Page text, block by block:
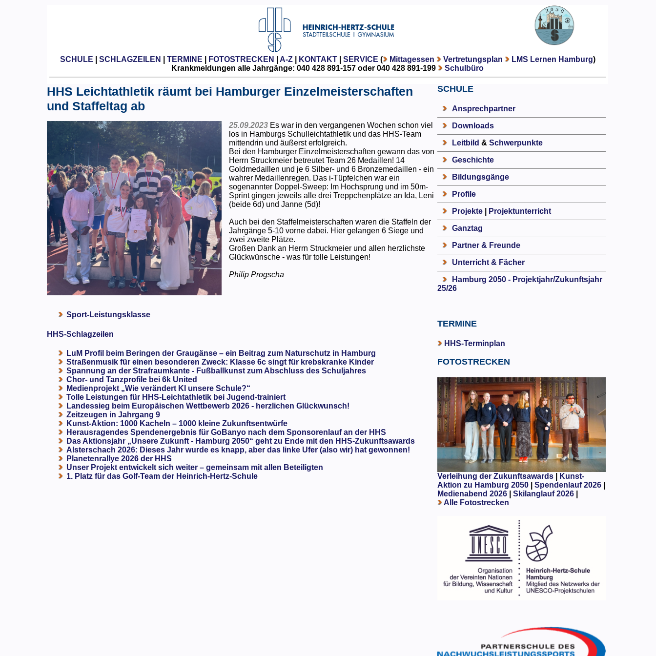
SCHULE SCHLAGZEILEN TERMINE FOTOSTRECKEN A-Z| KONTAKT| SERVICE ( Mittagessen Vertretungsplan LMS Lernen Hamburg)
Krankmeldungen alle Jahrgänge: 040 428 891-157 oder 040 428 891-199
Schulbüro
HHS Leichtathletik räumt bei Hamburger Einzelmeisterschaften
und Staffeltag ab
25.09.2023 Es war in den vergangenen Wochen schon viel
los in Hamburgs Schulleichtathletik und das HHS-Team
mittendrin und äußerst erfolgreich.
Bei den Hamburger Einzelmeisterschaften gewann das von
Herrn Struckmeier betreutet Team 26 Medaillen! 14
Goldmedaillen und je 6 Silber- und 6 Bronzemedaillen - ein
wahrer Medaillenregen. Das i-Tüpfelchen war ein
sogenannter Doppel-Sweep: Im Hochsprung und im 50m-
Sprint gingen jeweils alle drei Treppchenplätze an Ida, Leni
(beide 6d) und Janne (5d)!
Auch bei den Staffelmeisterschaften waren die Staffeln der
Jahrgänge 5-10 vorne dabei. Hier gelangen 6 Siege und
zwei zweite Plätze.
Großen Dank an Herrn Struckmeier und allen herzlichste
Glückwünsche - was für tolle Leistungen!
Philip Progscha
Sport-Leistungsklasse
HHS-Schlagzeilen
LuM Profil beim Beringen der Graugänse – ein Beitrag zum Naturschutz in Hamburg
Straßenmusik für einen besonderen Zweck: Klasse 6c singt für krebskranke Kinder
Spannung an der Strafraumkante - Fußballkunst zum Abschluss des Schuljahres
Chor- und Tanzprofile bei 6k United
Medienprojekt „Wie verändert KI unsere Schule?“
Tolle Leistungen für HHS-Leichtathletik bei Jugend-trainiert
Landessieg beim Europäischen Wettbewerb 2026 - herzlichen Glückwunsch!
Zeitzeugen in Jahrgang 9
Kunst-Aktion: 1000 Kacheln – 1000 kleine Zukunftsentwürfe
Herausragendes Spendenergebnis für GoBanyo nach dem Sponsorenlauf an der HHS
Das Aktionsjahr „Unsere Zukunft - Hamburg 2050“ geht zu Ende mit den HHS-Zukunftsawards
Alsterschach 2026: Dieses Jahr wurde es knapp, aber das linke Ufer (also wir) hat gewonnen!
Planetenrallye 2026 der HHS
Unser Projekt entwickelt sich weiter – gemeinsam mit allen Beteiligten
1. Platz für das Golf-Team der Heinrich-Hertz-Schule
SCHULE
Ansprechpartner
Downloads
Leitbild & Schwerpunkte
Geschichte
Bildungsgänge
Profile
Projekte| Projektunterricht
Ganztag
Partner & Freunde
Unterricht & Fächer
Hamburg 2050 - Projektjahr/Zukunftsjahr
25/26
TERMINE
HHS-Terminplan
FOTOSTRECKEN
Verleihung der Zukunftsawards|
Kunst-
Aktion zu Hamburg 2050
Spendenlauf 2026|
Medienabend 2026| Skilanglauf 2026|
Alle Fotostrecken